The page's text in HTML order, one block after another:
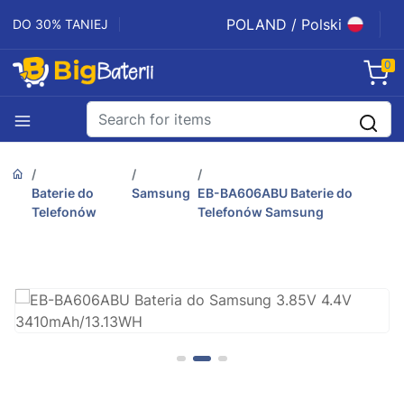
DO 30% TANIEJ POLAND / Polski
0
Baterie do
Telefonów
Samsung EB-BA606ABU Baterie do
Telefonów Samsung